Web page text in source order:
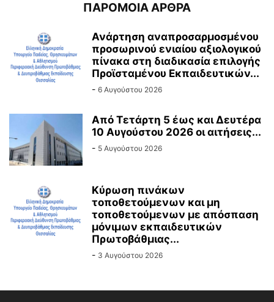
ΠΑΡΟΜΟΙΑ ΑΡΘΡΑ
Ανάρτηση αναπροσαρμοσμένου
προσωρινού ενιαίου αξιολογικού
πίνακα στη διαδικασία επιλογής
Προϊσταμένου Εκπαιδευτικών...
- 6 Αυγούστου 2026
Από Τετάρτη 5 έως και Δευτέρα
10 Αυγούστου 2026 οι αιτήσεις...
- 5 Αυγούστου 2026
Κύρωση πινάκων
τοποθετούμενων και μη
τοποθετούμενων με απόσπαση
μόνιμων εκπαιδευτικών
Πρωτοβάθμιας...
- 3 Αυγούστου 2026